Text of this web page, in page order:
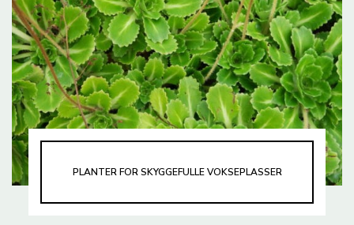
PLANTER FOR SKYGGEFULLE VOKSEPLASSER